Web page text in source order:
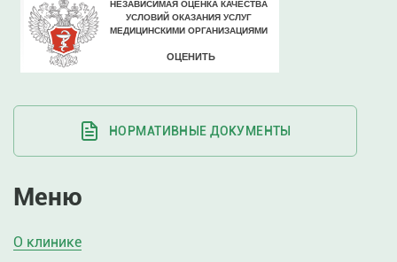
НОРМАТИВНЫЕ ДОКУМЕНТЫ
Меню
О клинике